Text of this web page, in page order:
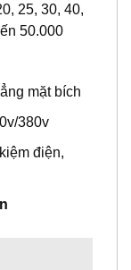
25, 30, 40,
50.000
mặt bích
380v
điện,